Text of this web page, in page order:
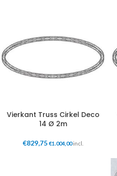
Vierkant Truss Cirkel Deco
14 Ø 2m
€829,75 €1.004,00incl.